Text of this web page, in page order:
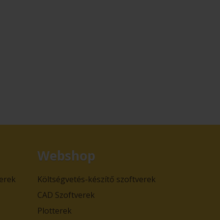
Webshop
Költségvetés-készítő szoftverek
CAD Szoftverek
Plotterek